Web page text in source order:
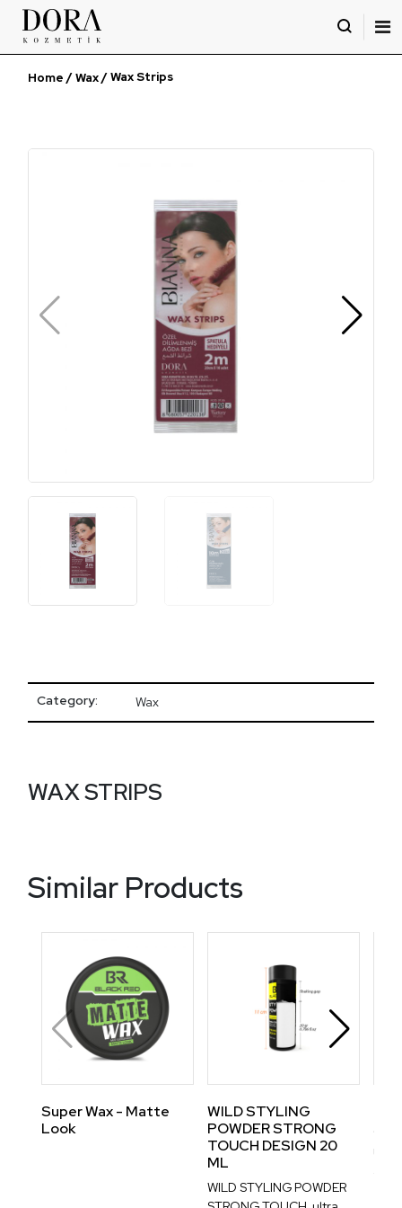
İçeriği
Geç
Home /Wax/ Wax Strips
Category: Wax
WAX STRIPS
Similar Products
Super Wax - Matte
Look
WILD STYLING
POWDER STRONG
TOUCH DESIGN 20
ML
WILD STYLING POWDER